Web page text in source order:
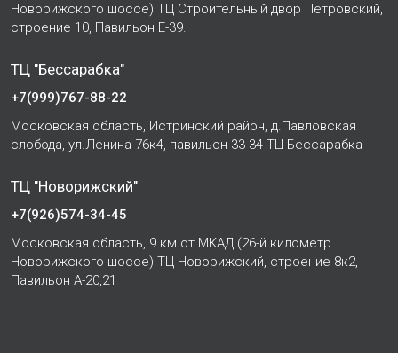
Новорижского шоссе) ТЦ Строительный двор Петровский,
строение 10, Павильон Е-39.
ТЦ "Бессарабка"
+7(999)767-88-22
Московская область, Истринский район, д.Павловская
слобода, ул.Ленина 76к4, павильон 33-34 ТЦ Бессарабка
ТЦ "Новорижский"
+7(926)574-34-45
Московская область, 9 км от МКАД (26-й километр
Новорижского шоссе) ТЦ Новорижский, строение 8к2,
Павильон А-20,21